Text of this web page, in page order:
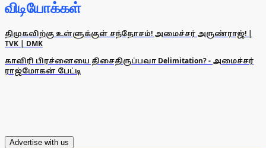
விடியோக்கள்
திமுகவிற்கு உள்ளுக்குள் சந்தோசம்! அமைச்சர் அருண்ராஜ்! |
TVK | DMK
காவிரி பிரச்னையை திசைதிருப்பவா Delimitation? - அமைச்சர்
ராஜ்மோகன் பேட்டி
Advertise with us